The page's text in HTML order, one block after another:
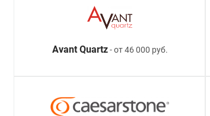
Avant Quartz- от 46 000 руб.